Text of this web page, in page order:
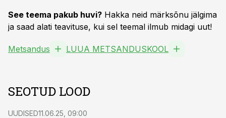
See teema pakub huvi? Hakka neid märksõnu jälgima
ja saad alati teavituse, kui sel teemal ilmub midagi uut!
Metsandus LUUA METSANDUSKOOL
SEOTUD LOOD
UUDISED11.06.25, 09:00